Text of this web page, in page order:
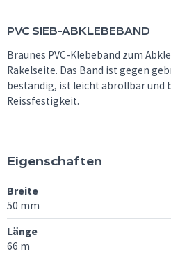
PVC SIEB-ABKLEBEBAND
Braunes PVC-Klebeband zum
Rakelseite. Das Band ist gegen
beständig, ist leicht abrollbar und
Reissfestigkeit.
Eigenschaften
Breite
50 mm
Länge
66 m